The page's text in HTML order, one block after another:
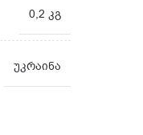
0,2 კგ
უკრაინა